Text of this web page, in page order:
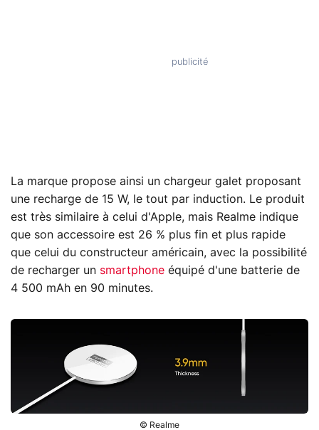
La marque propose ainsi un chargeur galet proposant
une recharge de 15 W, le tout par induction. Le produit
est très similaire à celui d'Apple, mais Realme indique
que son accessoire est 26 % plus fin et plus rapide
que celui du constructeur américain, avec la possibilité
de recharger un smartphone équipé d'une batterie de
4 500 mAh en 90 minutes.
© Realme